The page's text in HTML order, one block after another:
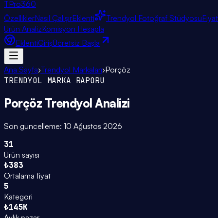
TPro360
ÖzelliklerNasıl ÇalışırEklenti Trendyol Fotoğraf Stüdyosu
Ürün AnalizKomisyon Hesapla
EklentiGirişÜcretsiz Başla
Ana Sayfa›Trendyol Markaları›Porçöz
TRENDYOL MARKA RAPORU
Porçöz Trendyol Analizi
Son güncelleme: 10 Ağustos 2026
31
Ürün sayısı
₺383
Ortalama fiyat
5
Kategori
₺145K